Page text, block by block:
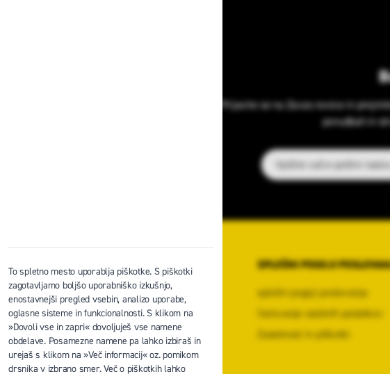
Prijavite se na Zavas novice in
ponudbah in
E-poštni naslov
O podjetju
Kontaktni center podjetja
Center za varno delo na višini
Zaposlitev
SPLOŠNI POGOJI
splošni pogoji poslovanja
Varovanje osebnih podatkov
Zasebnost in piškotki
To spletno mesto uporablja piškotke. S piškotki
zagotavljamo boljšo uporabniško izkušnjo,
enostavnejši pregled vsebin, analizo uporabe,
oglasne sisteme in funkcionalnosti. S klikom na
»Dovoli vse in zapri« dovoljuješ vse namene
obdelave. Posamezne namene pa lahko izbiraš in
urejaš s klikom na »Več informacij« oz. pomikom
drsnika v izbrano smer. Več o piškotkih lahko